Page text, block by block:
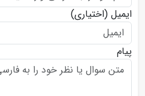
ایمیل (اختیاری)
پیام